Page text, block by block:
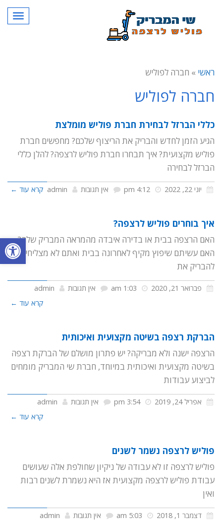
פתח
ראשי » חברה לפוליש
חברה לפוליש
כללי הברזל לבחירת חברת פוליש מומלצת
הגיע הזמן לחדש והבריק את הריצוף שלכם? מחפשים חברת
פוליש מקצועית? איך תבחרו חברת פוליש לרצפה? להלן כללי
הברזל לבחירה
יוני 22, 2022 אין תגובות admin קרא עוד ←
איך בוחרים פוליש לרצפה?
האם הרצפה בבית או בדירה איבדה מהמראה המבריק שלה?
האם עשיתם שיפוץ מקיף לאחרונה בבית ואתם לא מצליחים
להבריק את
פברואר 21, 2020 אין תגובות
admin
קרא עוד ←
הברקת רצפה בשיטה מקצועית ואיכותית
הרצפה ישנה ולא מבריקה? יש פתרון מושלם של הברקת רצפה
בשיטה מקצועית ואיכותית במיוחד, חברת שי המבריק מומחים
לביצוע עבודות
אפריל 24, 2019 3:54 pm אין תגובות
admin
קרא עוד ←
פוליש לרצפה נשמר לשנים
פוליש לרצפה זו לא עבודה של ניקיון שחולפת אלה שעושים
עבודת פוליש לרצפה מקצועית אז היא נשמרת לשנים רבות
ואין
דצמבר 1, 2018 אין תגובות
admin